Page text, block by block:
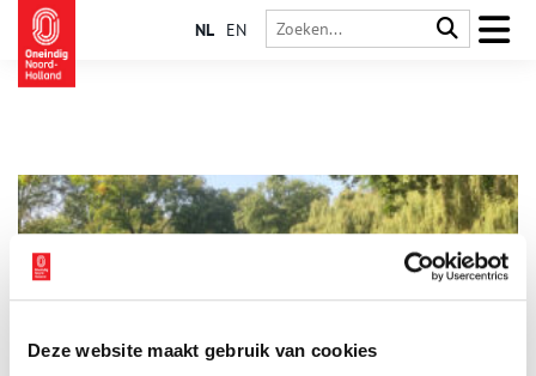
Deze website maakt gebruik van cookies
NL EN